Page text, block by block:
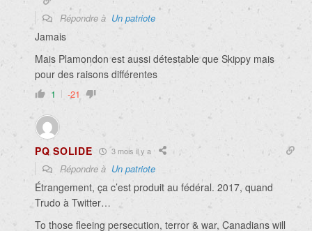
Répondre à Un patriote
Jamais
Mais Plamondon est aussi détestable que Skippy mais
pour des raisons différentes
1 -21
PQ SOLIDE 3 mois il y a
Répondre à Un patriote
Étrangement, ça c’est produit au fédéral. 2017, quand
Trudo à Twitter…
To those fleeing persecution, terror & war, Canadians will